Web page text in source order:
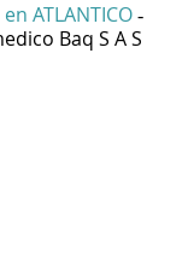
ATLANTICO -
Baq S A S